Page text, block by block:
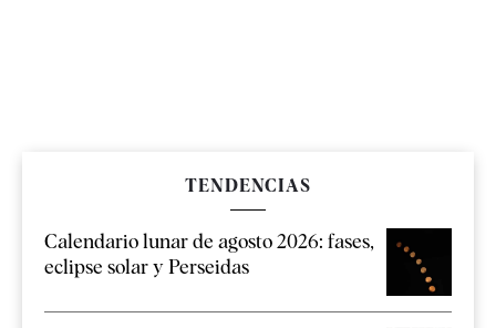
TENDENCIAS
Calendario lunar de agosto 2026: fases,
eclipse solar y Perseidas